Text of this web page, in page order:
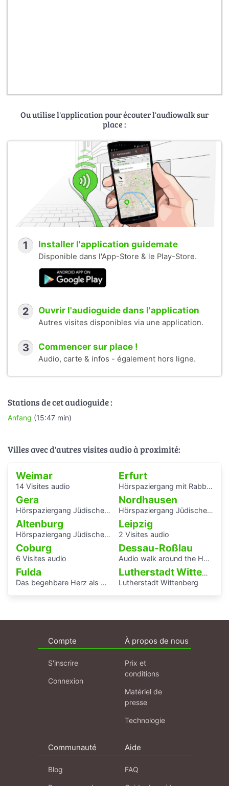
Ou utilise l'application pour écouter l'audiowalk sur
place :
1 Installer l'application guidemate
Disponible dans l'App-Store & le Play-Store.
2 Ouvrir l'audioguide dans l'application
Autres visites disponibles via une application.
3 Commencer sur place !
Audio, carte & infos - également hors ligne.
Stations de cet audioguide :
Anfang (15:47 min)
Villes avec d'autres visites audio à proximité:
Weimar
14 Visites audio
Erfurt
Hörspaziergang mit Rabbiner Alexander Nachama in Erfurt
Gera
Hörspaziergang Jüdisches Leben und jüdische Geschichte in Gera
Nordhausen
Hörspaziergang Jüdische Geschichte in Nordhausen
Altenburg
Hörspaziergang Jüdische Geschichte in Altenburg
Leipzig
2 Visites audio
Coburg
6 Visites audio
Dessau-Roßlau
Audio walk around the Houses with Balcony Access of the Bauhaus settlement
Fulda
Das begehbare Herz als Audioguide - KAF
Lutherstadt Wittenberg
Lutherstadt Wittenberg
Compte
S'inscrire
Connexion
À propos de nous
Prix et
conditions
Matériel de
presse
Technologie
Communauté
Blog
Aide
FAQ